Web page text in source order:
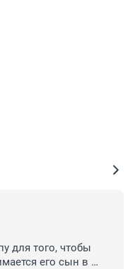
для того, чтобы
его сын в